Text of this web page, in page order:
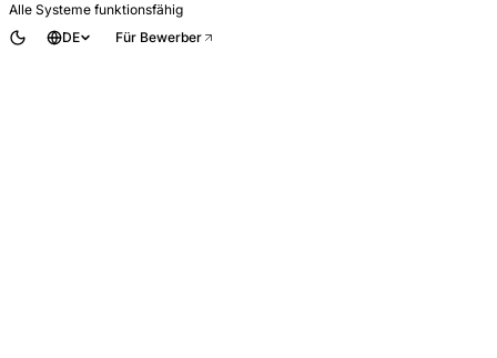
Alle Systeme funktionsfähig
DE
Für Bewerber